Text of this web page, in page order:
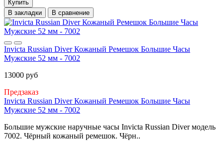
Купить
В закладки
В сравнение
Invicta Russian Diver Кожаный Ремешок Большие Часы
Мужские 52 мм - 7002
13000 руб
Предзаказ
Invicta Russian Diver Кожаный Ремешок Большие Часы
Мужские 52 мм - 7002
Большие мужские наручные часы Invicta Russian Diver модель
7002. Чёрный кожаный ремешок. Чёрн..